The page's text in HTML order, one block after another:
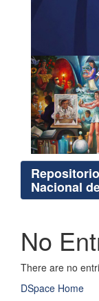
Nacional
No
There are no
DSpace Home